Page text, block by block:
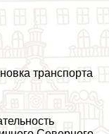
трaнcпорта